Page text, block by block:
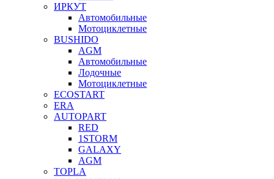
ИРКУТ
Автомобильные
Мотоциклетные
BUSHIDO
AGM
Автомобильные
Лодочные
Мотоциклетные
ECOSTART
ERA
AUTOPART
RED
1STORM
GALAXY
AGM
TOPLA